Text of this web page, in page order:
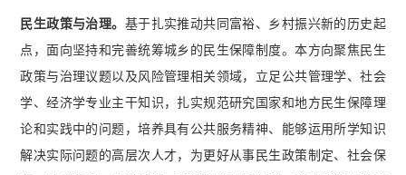
民生政策与治理。 基于扎实推动共同富裕、乡村振兴新的历史起
点，面向坚持和完善统筹城乡的民生保障制度。本方向聚焦民生
政策与治理议题以及风险管理相关领域，立足公共管理学、社会
学、经济学专业主干知识，扎实规范研究国家和地方民生保障理
论和实践中的问题，培养具有公共服务精神、能够运用所学知识
解决实际问题的高层次人才，为更好从事民生政策制定、社会保